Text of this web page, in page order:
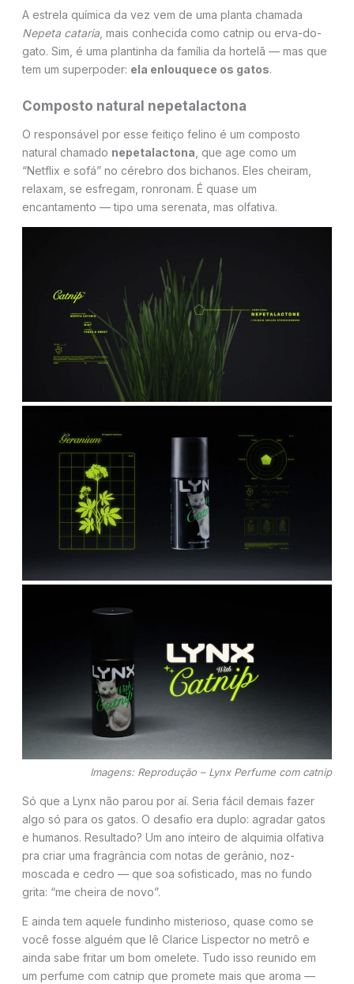
A estrela química da vez vem de uma planta chamada
Nepeta cataria, mais conhecida como catnip ou erva-do-
gato. Sim, é uma plantinha da família da hortelã — mas que
tem um superpoder: ela enlouquece os gatos.
Composto natural nepetalactona
O responsável por esse feitiço felino é um composto
natural chamado nepetalactona , que age como um
“Netflix e sofá” no cérebro dos bichanos. Eles cheiram,
relaxam, se esfregam, ronronam. É quase um
encantamento — tipo uma serenata, mas olfativa.
Imagens: Reprodução – Lynx Perfume com catnip
Só que a Lynx não parou por aí. Seria fácil demais fazer
algo só para os gatos. O desafio era duplo: agradar gatos
e humanos. Resultado? Um ano inteiro de alquimia olfativa
pra criar uma fragrância com notas de gerânio, noz-
moscada e cedro — que soa sofisticado, mas no fundo
grita: “me cheira de novo”.
E ainda tem aquele fundinho misterioso, quase como se
você fosse alguém que lê Clarice Lispector no metrô e
ainda sabe fritar um bom omelete. Tudo isso reunido em
um perfume com catnip que promete mais que aroma —